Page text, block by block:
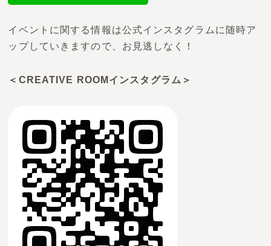
イベントに関する情報は公式インスタグラムに随時ア
ップしていきますので、お見逃しなく！
＜CREATIVE ROOMインスタグラム＞